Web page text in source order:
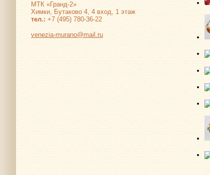
МТК «Гранд-2»
Химки, Бутаково 4, 4 вход, 1 этаж
тел.: +7 (495) 780-36-22
venezia-murano@mail.ru